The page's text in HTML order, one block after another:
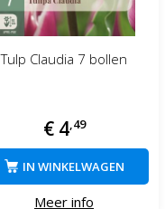
Tulp Claudia 7 bollen
€ 4 49
Meer info
IN WINKELWAGEN